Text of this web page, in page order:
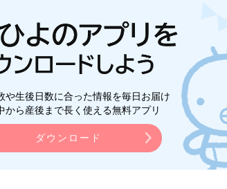
や生後日数に合った情報を毎日お届け
から産後まで長く使える無料アプリ
ダウンロード